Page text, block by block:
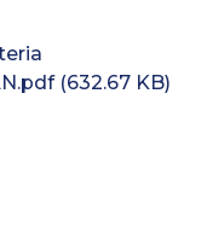
(632.67 KB)